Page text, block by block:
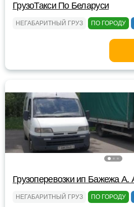
ГрузоТакси По Беларуси
НЕГАБАРИТНЫЙ ГРУЗ ПО ГОРОДУ
Грузоперевозки ип Бажежа А.
НЕГАБАРИТНЫЙ ГРУЗ ПО ГОРОДУ